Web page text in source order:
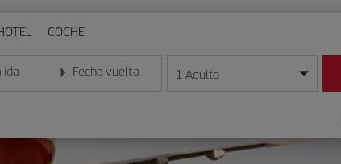
COCHE
ida
la fecha en formato día/mes/año
Fecha vuelta
Introduce la fecha en formato día/mes/año
1 Adulto